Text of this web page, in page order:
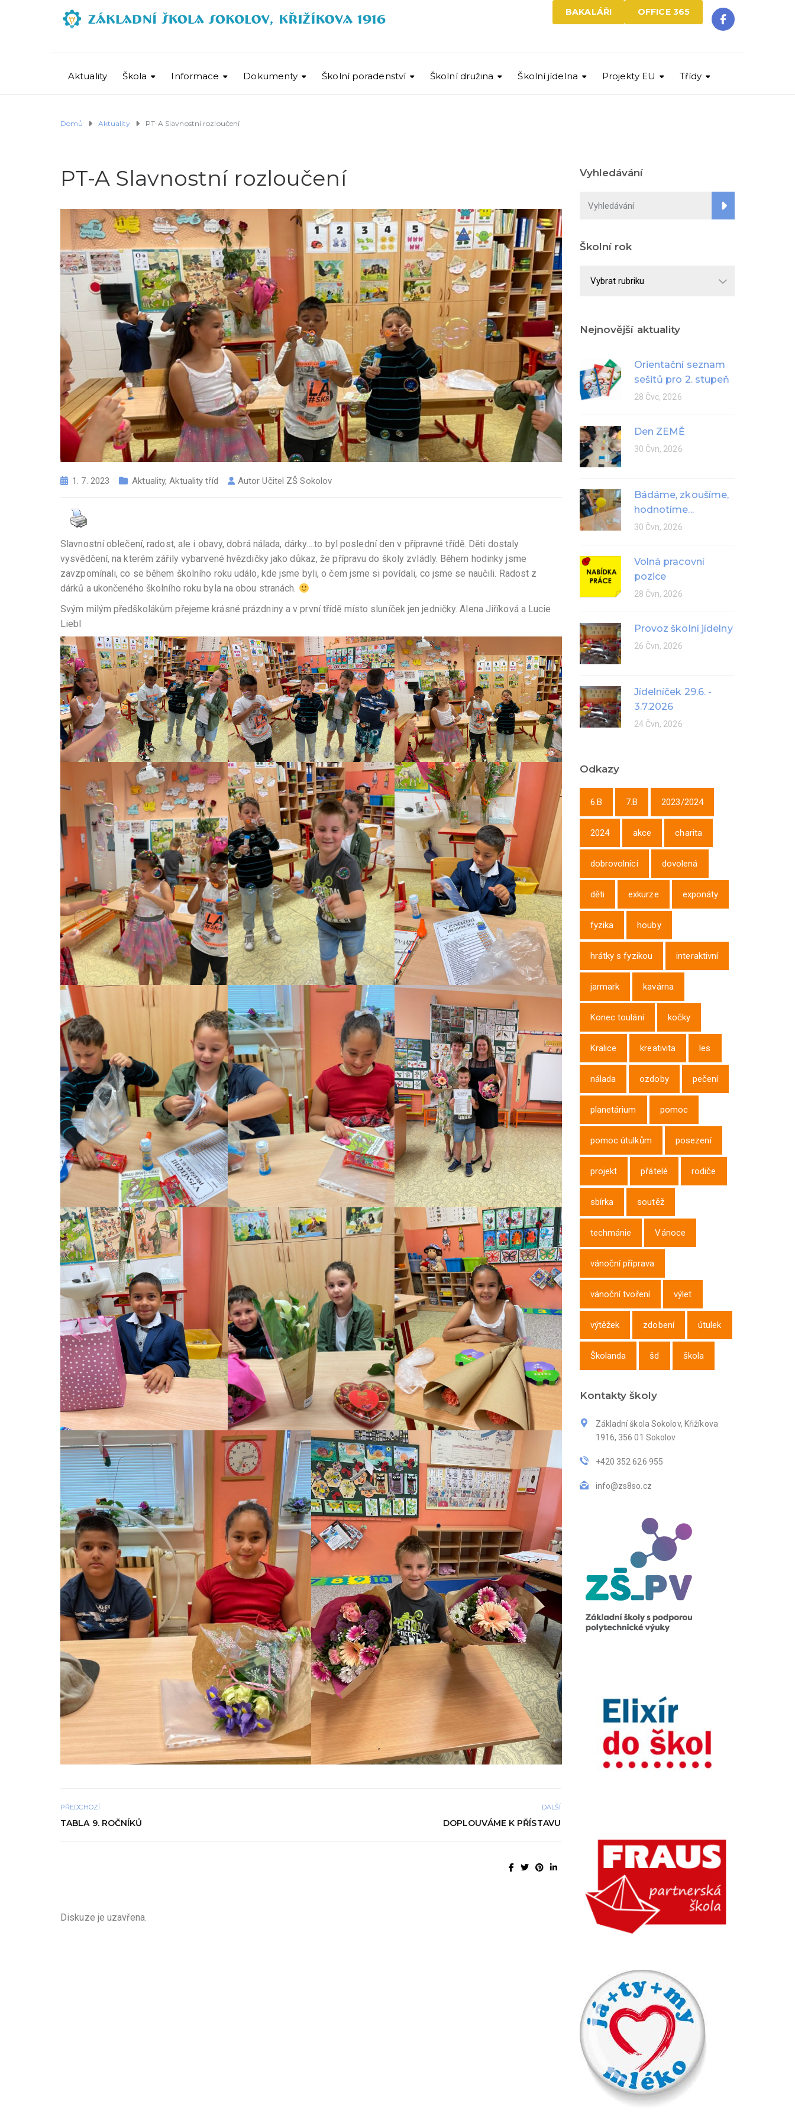
OFFICE 365
BAKALÁŘI
Aktuality Škola Informace Dokumenty Školní poradenství Školní družina Školní jídelna Projekty EU Třídy
Domů Aktuality PT-A Slavnostní rozloučení
PT-A Slavnostní rozloučení
1. 7. 2023 Aktuality,Aktuality tříd AutorUčitel ZŠ Sokolov
Slavnostní oblečení, radost, ale i obavy, dobrá nálada, dárky….to byl poslední den v přípravné třídě. Děti dostaly
vysvědčení, na kterém zářily vybarvené hvězdičky jako důkaz, že přípravu do školy zvládly. Během hodinky jsme
zavzpomínali, co se během školního roku událo, kde jsme byli, o čem jsme si povídali, co jsme se naučili. Radost z
dárků a ukončeného školního roku byla na obou stranách.
Svým milým předškolákům přejeme krásné prázdniny a v první třídě místo sluníček jen jedničky. Alena Jiříková a Lucie
Liebl
PŘEDCHOZÍ
TABLA 9. ROČNÍKŮ
DALŠÍ
DOPLOUVÁME K PŘÍSTAVU
Diskuze je uzavřena.
Vyhledávání
Školní rok
Nejnovější aktuality
Orientační seznam
sešitů pro 2. stupeň
28 Čvc, 2026
Den ZEMĚ
30 Čvn, 2026
Bádáme, zkoušíme,
hodnotíme...
30 Čvn, 2026
Volná pracovní
pozice
28 Čvn, 2026
Provoz školní jídelny
26 Čvn, 2026
Jídelníček 29.6. -
3.7.2026
24 Čvn, 2026
Odkazy
6.B 7.B 2023/2024
2024 akce charita
dobrovolníci dovolená
děti exkurze exponáty
fyzika houby
hrátky s fyzikou interaktivní
jarmark kavárna
Konec toulání kočky
Kralice kreativita les
nálada ozdoby pečení
planetárium pomoc
pomoc útulkům posezení
projekt přátelé rodiče
sbírka soutěž
techmánie Vánoce
vánoční příprava
vánoční tvoření výlet
výtěžek zdobení útulek
Školanda šd škola
Kontakty školy
Základní škola Sokolov, Křižíkova
1916, 356 01 Sokolov
+420 352 626 955
info@zs8so.cz